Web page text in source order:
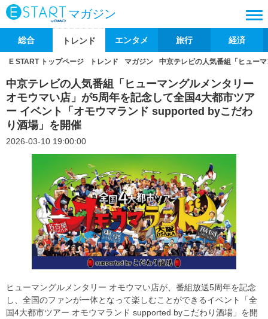
マガジン
総合 トレンド エンタメ 旅行 経済
E START トップページ トレンド マガジン 中京テレビの人気番組「ヒュー
中京テレビの人気番組「ヒューマングルメンタリー
オモウマい店」が5周年を記念して全国4大都市ツア
ー イベント「オモウマランド supported byこだわ
り酒場」を開催
2026-03-10 19:00:00
ヒューマングルメンタリー オモウマい店が、番組放送5周年を記念
し、全国のファンが一体となって楽しむことができるイベント「全
国4大都市ツアー オモウマランド supported byこだわり酒場」を開